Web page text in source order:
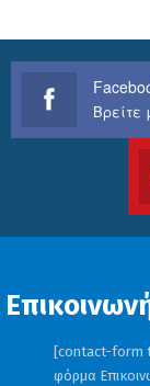
[contact-form
φόρμα